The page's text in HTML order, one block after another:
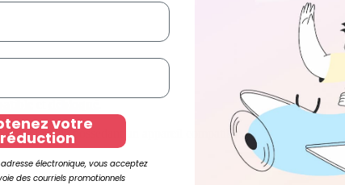
famille possédant un appareil compatible.
votre
réduction
électronique, vous acceptez
des courriels promotionnels